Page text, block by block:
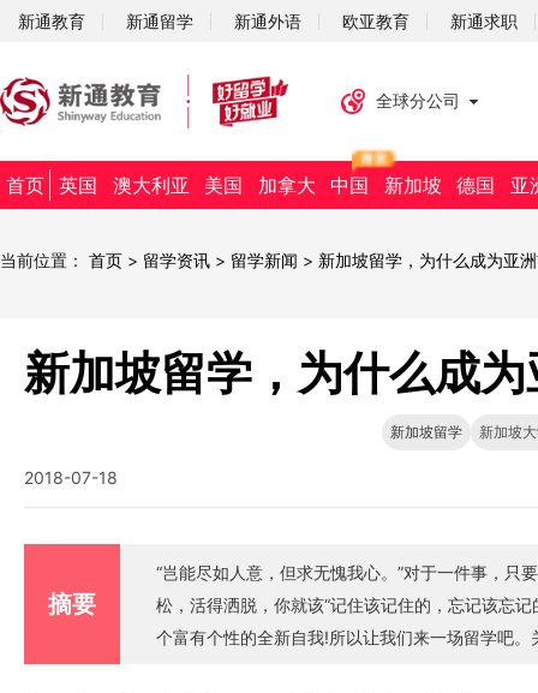
新通教育 新通留学 新通外语 欧亚教育 新通求职
全球分公司
首页 英国 澳大利亚 美国 加拿大 中国 新加坡 德国 亚
当前位置： 首页 > 留学资讯 > 留学新闻 > 新加坡留学，为什么成为亚
新加坡留学，为什么成
新加坡留学 新加坡
2018-07-18
摘要
“岂能尽如人意，但求无愧我心。”对于一件事，只
松，活得洒脱，你就该“记住该记住的，忘记该忘
个富有个性的全新自我!所以让我们来一场留学吧